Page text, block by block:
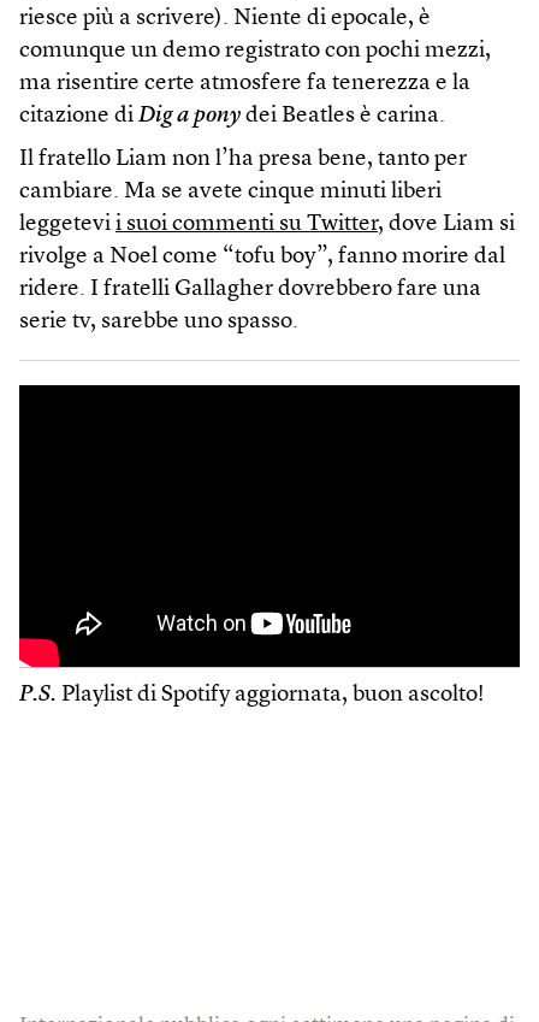
riesce più a scrivere). Niente di epocale, è
comunque un demo registrato con pochi mezzi,
ma risentire certe atmosfere fa tenerezza e la
citazione di Dig a pony dei Beatles è carina.
Il fratello Liam non l’ha presa bene, tanto per
cambiare. Ma se avete cinque minuti liberi
leggetevi i suoi commenti su Twitter, dove Liam si
rivolge a Noel come “tofu boy”, fanno morire dal
ridere. I fratelli Gallagher dovrebbero fare una
serie tv, sarebbe uno spasso.
P.S. Playlist di Spotify aggiornata, buon ascolto!